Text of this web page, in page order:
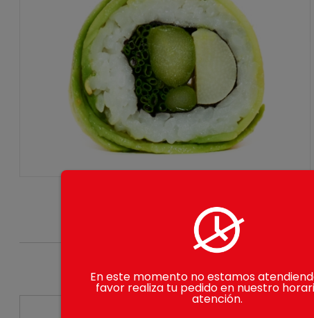
En este momento no estamos
favor realiza tu pedido en nuestro
atención.